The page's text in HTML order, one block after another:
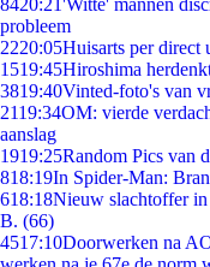
8420:21'Witte' mannen
probleem
2220:05Huisarts per direct
1519:45Hiroshima
3819:40Vinted-foto's van
2119:34OM: vierde
aanslag
1919:25Random Pics van
818:19In Spider-Man:
618:18Nieuw slachtoffer in
B. (66)
4517:10Doorwerken na